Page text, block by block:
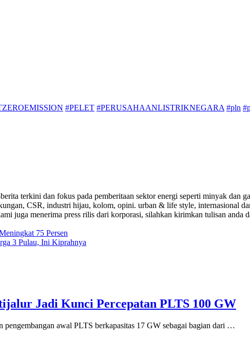
#PELET #PERUSAHAANLISTRIKNEGARA #pln
terkini dan fokus pada pemberitaan sektor energi seperti minyak
CSR, industri hijau, kolom, opini. urban & life style, internasional
juga menerima press rilis dari korporasi, silahkan kirimkan tulisan anda
75 Persen
3 Pulau, Ini Kiprahnya
Jadi Kunci Percepatan PLTS 100 GW
awal PLTS berkapasitas 17 GW sebagai bagian dari …